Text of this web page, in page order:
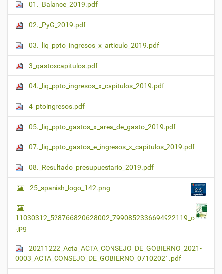
01._Balance_2019.pdf
02._PyG_2019.pdf
03._liq_ppto_ingresos_x_articulo_2019.pdf
3_gastoscapitulos.pdf
04._liq_ppto_ingresos_x_capitulos_2019.pdf
4_ptoingresos.pdf
05._liq_ppto_gastos_x_area_de_gasto_2019.pdf
07._liq_ppto_gastos_e_ingresos_x_capitulos_2019.pdf
08._Resultado_presupuestario_2019.pdf
25_spanish_logo_142.png
11030312_528766820628002_7990852336694922119_o
.jpg
20211222_Acta_ACTA_CONSEJO_DE_GOBIERNO_2021-
0003_ACTA_CONSEJO_DE_GOBIERNO_07102021.pdf